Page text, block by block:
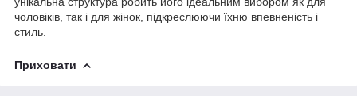
чоловіків, так і для жінок, підкреслюючи їхню впевненість і
стиль.
Приховати